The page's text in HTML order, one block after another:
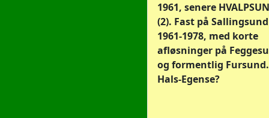
1961, senere
(2). Fast på Sallingsund
1961-1978, med korte
afløsninger på
og formentlig Fursund.
Hals-Egense?